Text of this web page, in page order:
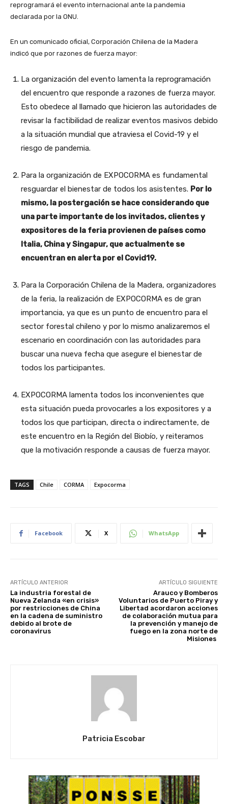
reprogramará el evento internacional ante la pandemia
declarada por la ONU.
En un comunicado oficial, Corporación Chilena de la Madera
indicó que por razones de fuerza mayor:
La organización del evento lamenta la reprogramación
del encuentro que responde a razones de fuerza mayor.
Esto obedece al llamado que hicieron las autoridades de
revisar la factibilidad de realizar eventos masivos debido
a la situación mundial que atraviesa el Covid-19 y el
riesgo de pandemia.
Para la organización de EXPOCORMA es fundamental
resguardar el bienestar de todos los asistentes. Por lo
mismo, la postergación se hace considerando que
una parte importante de los invitados, clientes y
expositores de la feria provienen de países como
Italia, China y Singapur, que actualmente se
encuentran en alerta por el Covid19.
Para la Corporación Chilena de la Madera, organizadores
de la feria, la realización de EXPOCORMA es de gran
importancia, ya que es un punto de encuentro para el
sector forestal chileno y por lo mismo analizaremos el
escenario en coordinación con las autoridades para
buscar una nueva fecha que asegure el bienestar de
todos los participantes.
EXPOCORMA lamenta todos los inconvenientes que
esta situación pueda provocarles a los expositores y a
todos los que participan, directa o indirectamente, de
este encuentro en la Región del Biobío, y reiteramos
que la motivación responde a causas de fuerza mayor.
TAGS Chile CORMA Expocorma
Facebook X WhatsApp
ARTÍCULO ANTERIOR
La industria forestal de
Nueva Zelanda «en crisis»
por restricciones de China
en la cadena de suministro
debido al brote de
coronavirus
ARTÍCULO SIGUIENTE
Arauco y Bomberos
Voluntarios de Puerto Piray y
Libertad acordaron acciones
de colaboración mutua para
la prevención y manejo de
fuego en la zona norte de
Misiones
Patricia Escobar